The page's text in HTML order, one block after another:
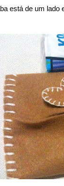
está de um lado